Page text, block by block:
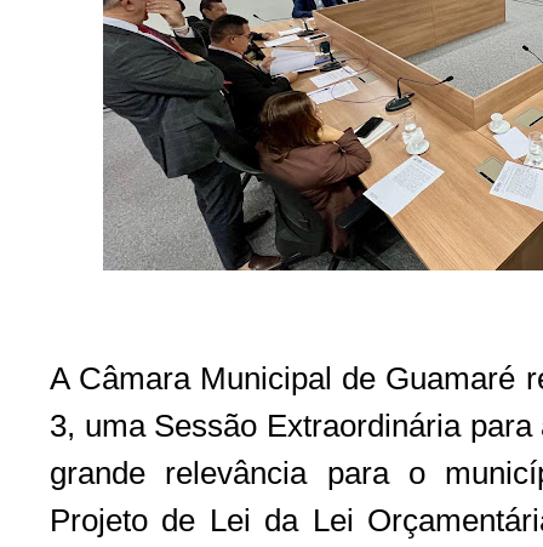
A Câmara Municipal de Guamaré
3, uma Sessão Extraordinária
grande relevância para o
Projeto de Lei da Lei